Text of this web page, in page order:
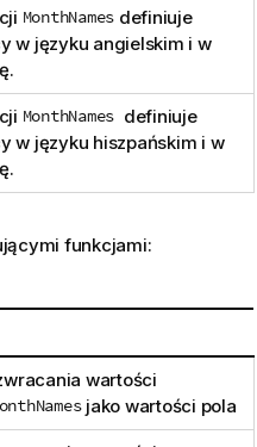
MonthNames definiuje
w języku angielskim i w
MonthNames definiuje
w języku hiszpańskim i w
funkcjami:
wartości
jako wartości pola